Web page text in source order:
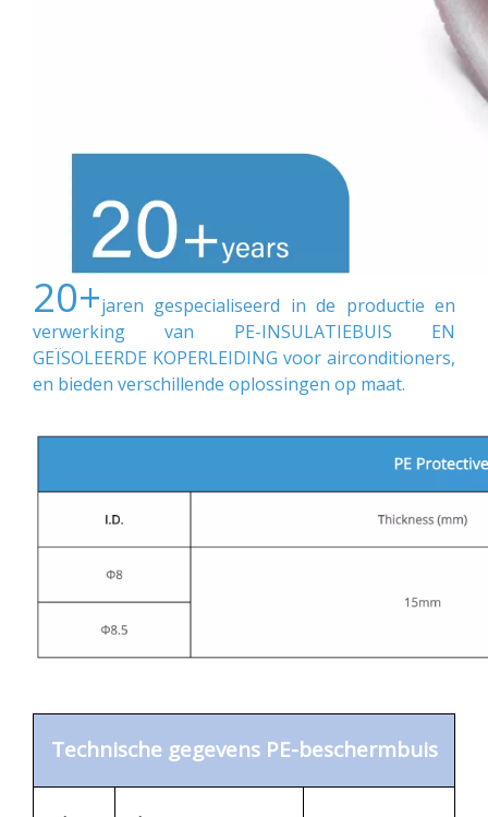
20+jaren gespecialiseerd in de productie en
verwerking van PE-INSULATIEBUIS EN
GEÏSOLEERDE KOPERLEIDING voor airconditioners,
en bieden verschillende oplossingen op maat.
Technische gegevens PE-beschermbuis